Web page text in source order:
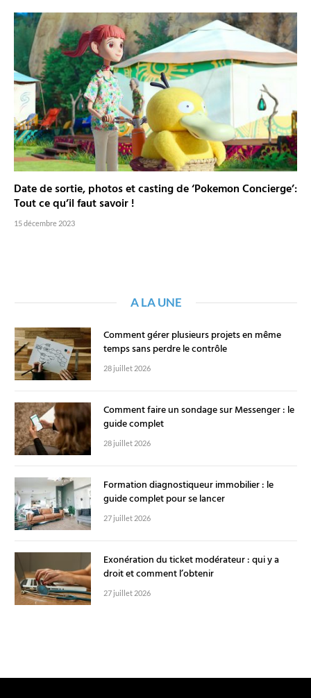
Date de sortie, photos et casting de ‘Pokemon Concierge’:
Tout ce qu’il faut savoir !
15 décembre 2023
A LA UNE
Comment gérer plusieurs projets en même
temps sans perdre le contrôle
28 juillet 2026
Comment faire un sondage sur Messenger : le
guide complet
28 juillet 2026
Formation diagnostiqueur immobilier : le
guide complet pour se lancer
27 juillet 2026
Exonération du ticket modérateur : qui y a
droit et comment l’obtenir
27 juillet 2026